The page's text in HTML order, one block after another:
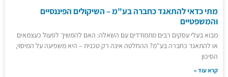
מתי כדאי להתאגד כחברה בע"מ – השיקולים הפיננסיים
והמשפטיים
מבוא בעלי עסקים רבים מתמודדים עם השאלה: האם להמשיך לפעול כעצמאים
או להתאגד כחברה בע"מ? ההחלטה אינה רק טכנית – היא משפיעה על המיסוי,
הסיכון
קרא עוד »